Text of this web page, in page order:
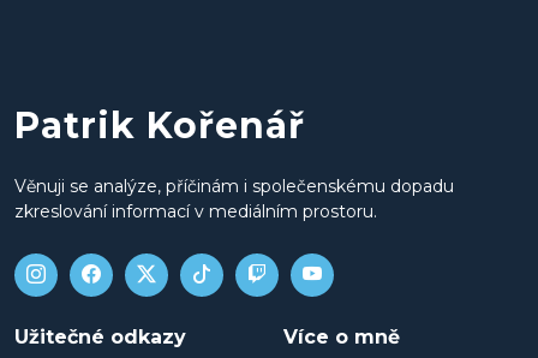
Patrik Kořenář
Věnuji se analýze, příčinám i společenskému dopadu
zkreslování informací v mediálním prostoru.
Užitečné odkazy Více o mně